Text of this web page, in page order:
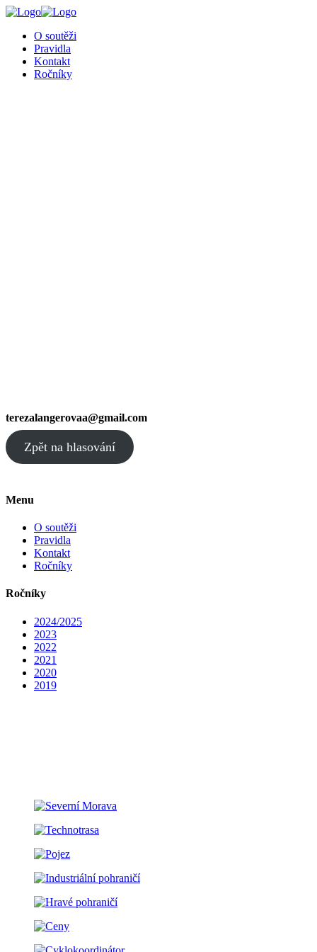
O soutěži
Pravidla
Kontakt
Ročníky
terezalangerovaa@gmail.com
Zpět na hlasování
Menu
O soutěži
Pravidla
Kontakt
Ročníky
Ročníky
2024/2025
2023
2022
2021
2020
2019